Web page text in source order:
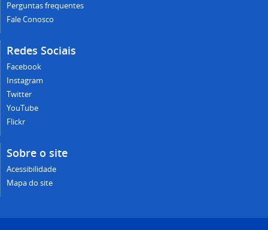
Perguntas frequentes
Fale Conosco
Redes Sociais
Facebook
Instagram
Twitter
YouTube
Flickr
Sobre o site
Acessibilidade
Mapa do site